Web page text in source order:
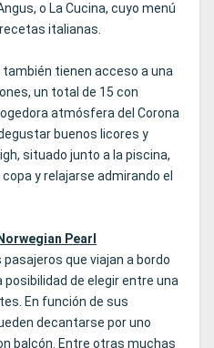
o La Cucina, cuyo menú
italianas.
tienen acceso a una
un total de 15 con
atmósfera del Corona
buenos licores y
situado junto a la piscina,
y relajarse admirando el
Pearl
que viajan a bordo
posibilidad de elegir entre una
En función de sus
decantarse por uno
balcón. Entre otras muchas